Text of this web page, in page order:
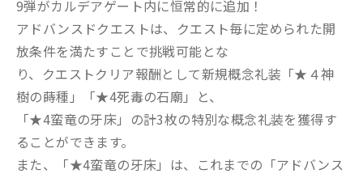
9弾がカルデアゲート内に恒常的に追加！
アドバンスドクエストは、クエスト毎に定められた開
放条件を満たすことで挑戦可能とな
り、クエストクリア報酬として新規概念礼装「★４神
樹の蒔種」「★4死毒の石廟」と、
「★4蛮竜の牙床」の計3枚の特別な概念礼装を獲得す
ることができます。
また、「★4蛮竜の牙床」は、これまでの「アドバンス